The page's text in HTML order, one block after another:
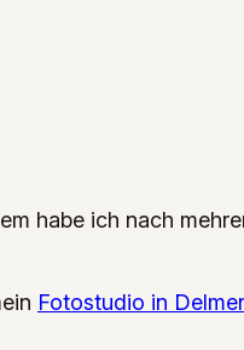
habe ich nach
Fotostudio in